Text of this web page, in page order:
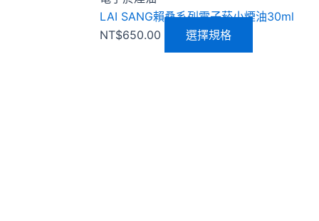
LAI SANG賴桑系列電子菸小煙油30ml
NT$650.00 選擇規格
面